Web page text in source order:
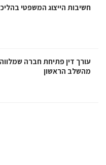
חשיבות הייצוג המשפטי בהליכי
עורך דין פתיחת חברה
מהשלב הראשון